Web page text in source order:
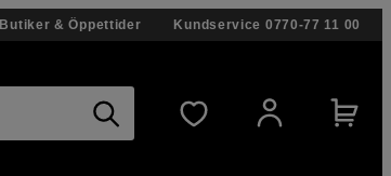
Butiker & Öppettider Kundservice 0770-77 11 00